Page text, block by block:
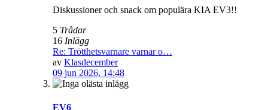
Diskussioner och snack om populära KIA EV3!!
5 Trådar
16 Inlägg
Re: Trötthetsvarnare varnar o…
av Klasdecember
09 jun 2026, 14:48
EV6